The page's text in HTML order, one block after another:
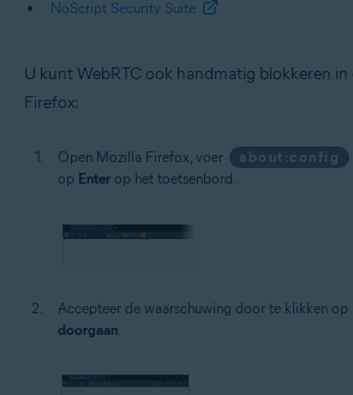
NoScript Security Suite
U kunt WebRTC ook handmatig blokkeren in
Firefox:
Open Mozilla Firefox, voer about:config
op Enter op het toetsenbord.
Accepteer de waarschuwing door te klikken op
doorgaan